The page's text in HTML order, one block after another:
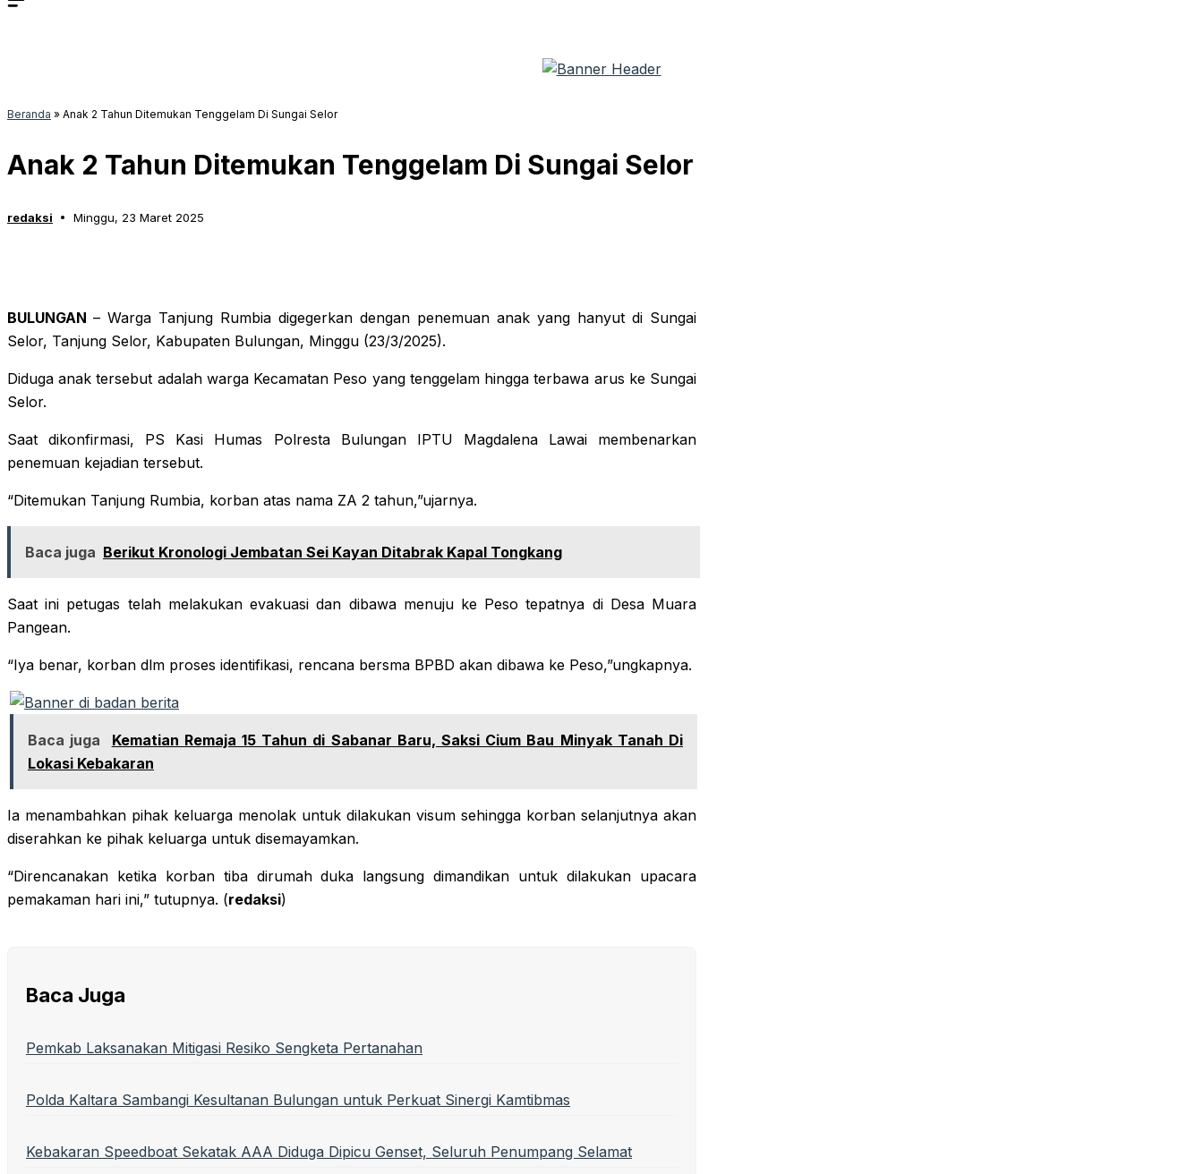
Beranda » Anak 2 Tahun Ditemukan Tenggelam Di Sungai Selor
Anak 2 Tahun Ditemukan Tenggelam Di Sungai Selor
redaksi Minggu, 23 Maret 2025
BULUNGAN – Warga Tanjung Rumbia digegerkan dengan penemuan anak yang hanyut di Sungai
Selor, Tanjung Selor, Kabupaten Bulungan, Minggu (23/3/2025).
Diduga anak tersebut adalah warga Kecamatan Peso yang tenggelam hingga terbawa arus ke Sungai
Selor.
Saat dikonfirmasi, PS Kasi Humas Polresta Bulungan IPTU Magdalena Lawai membenarkan
penemuan kejadian tersebut.
“Ditemukan Tanjung Rumbia, korban atas nama ZA 2 tahun,”ujarnya.
Baca juga Berikut Kronologi Jembatan Sei Kayan Ditabrak Kapal Tongkang
Saat ini petugas telah melakukan evakuasi dan dibawa menuju ke Peso tepatnya di Desa Muara
Pangean.
“Iya benar, korban dlm proses identifikasi, rencana bersma BPBD akan dibawa ke Peso,”ungkapnya.
Baca juga
Kematian Remaja 15 Tahun di Sabanar Baru, Saksi Cium Bau Minyak Tanah Di
Lokasi Kebakaran
Ia menambahkan pihak keluarga menolak untuk dilakukan visum sehingga korban selanjutnya akan
diserahkan ke pihak keluarga untuk disemayamkan.
“Direncanakan ketika korban tiba dirumah duka langsung dimandikan untuk dilakukan upacara
pemakaman hari ini,” tutupnya. (redaksi)
Baca Juga
Pemkab Laksanakan Mitigasi Resiko Sengketa Pertanahan
Polda Kaltara Sambangi Kesultanan Bulungan untuk Perkuat Sinergi Kamtibmas
Kebakaran Speedboat Sekatak AAA Diduga Dipicu Genset, Seluruh Penumpang Selamat